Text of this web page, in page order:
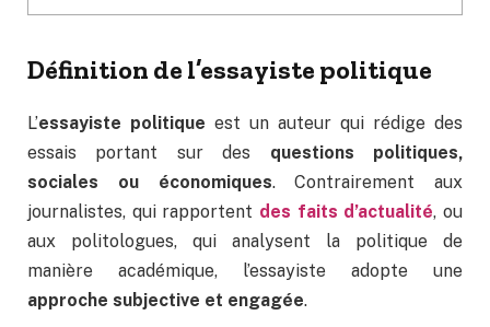
Définition de l’essayiste politique
L’essayiste politique est un auteur qui rédige des
essais portant sur des questions politiques,
sociales ou économiques. Contrairement aux
journalistes, qui rapportent des faits d’actualité, ou
aux politologues, qui analysent la politique de
manière académique, l’essayiste adopte une
approche subjective et engagée.